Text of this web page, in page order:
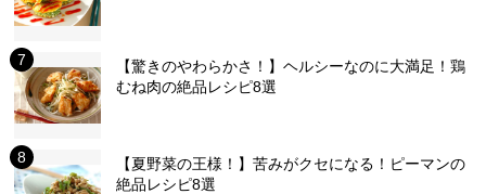
【驚きのやわらかさ！】ヘルシーなのに大満足！鶏
むね肉の絶品レシピ8選
【夏野菜の王様！】苦みがクセになる！ピーマンの
絶品レシピ8選